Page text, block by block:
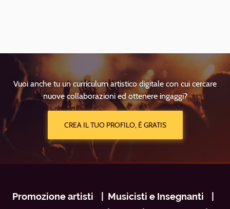
Vuoi anche tu un curriculum artistico digitale con cui cercare
nuove collaborazioni ed ottenere ingaggi?
CREA IL TUO PROFILO, È GRATIS
Navigazione
Promozione artisti
Musicisti e Insegnanti